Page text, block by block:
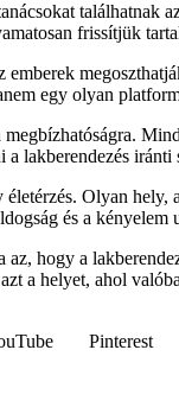
frissítjük
egy olyan
lakberendezés
Olyan
és a kényelem
hogy a
a helyet, ahol
Pinterest